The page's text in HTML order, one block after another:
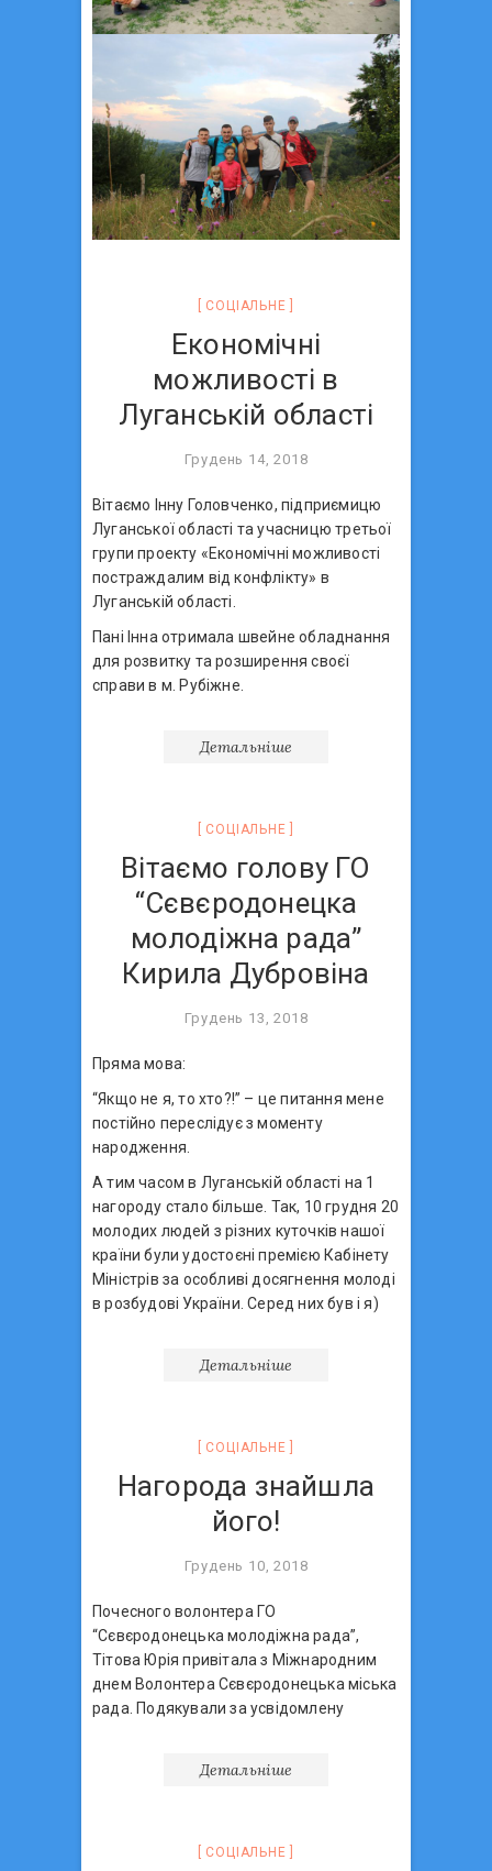
СОЦIАЛЬНЕ
Економічні
можливості в
Луганській області
Грудень 14, 2018
Вітаємо Інну Головченко, підприємицю
Луганської області та учасницю третьої
групи проекту «Економічні можливості
постраждалим від конфлікту» в
Луганській області.
Пані Інна отримала швейне обладнання
для розвитку та розширення своєї
справи в м. Рубіжне.
Детальніше
СОЦIАЛЬНЕ
Вітаємо голову ГО
“Сєвєродонецка
молодіжна рада”
Кирила Дубровіна
Грудень 13, 2018
Пряма мова:
“Якщо не я, то хто?!” – це питання мене
постійно переслідує з моменту
народження.
А тим часом в Луганській області на 1
нагороду стало більше. Так, 10 грудня 20
молодих людей з різних куточків нашої
країни були удостоєні премією Кабінету
Міністрів за особливі досягнення молоді
в розбудові України. Серед них був і я)
Детальніше
СОЦIАЛЬНЕ
Нагорода знайшла
його!
Грудень 10, 2018
Почесного волонтера ГО
“Сєвєродонецька молодіжна рада”,
Тітова Юрія привітала з Міжнародним
днем Волонтера Сєвєродонецька міська
рада. Подякували за усвідомлену
Детальніше
СОЦIАЛЬНЕ